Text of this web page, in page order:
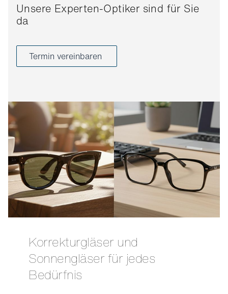
Unsere Experten-Optiker sind für Sie
da
Termin vereinbaren
Korrekturgläser und
Sonnengläser für jedes
Bedürfnis